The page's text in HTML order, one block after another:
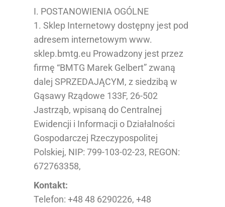
I. POSTANOWIENIA OGÓLNE
1. Sklep Internetowy dostępny jest pod
adresem internetowym www.
sklep.bmtg.eu Prowadzony jest przez
firmę “BMTG Marek Gelbert” zwaną
dalej SPRZEDAJĄCYM, z siedzibą w
Gąsawy Rządowe 133F, 26-502
Jastrząb, wpisaną do Centralnej
Ewidencji i Informacji o Działalności
Gospodarczej Rzeczypospolitej
Polskiej, NIP: 799-103-02-23, REGON:
672763358,
Kontakt:
Telefon: +48 48 6290226, +48